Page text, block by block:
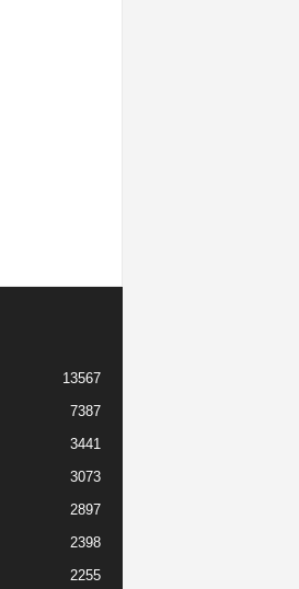
13567
7387
3441
3073
2897
2398
2255